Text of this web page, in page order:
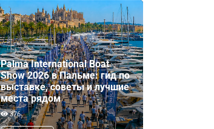
Palma International Boat
Show 2026 в Пальме: гид по
выставке, советы и лучшие
места рядом
376